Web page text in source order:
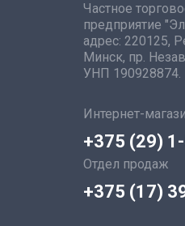
Частное
предприятие
адрес: 220125,
Минск, пр.
УНП 190928874.
Интернет-
+375 (29)
Отдел продаж
+375 (17)